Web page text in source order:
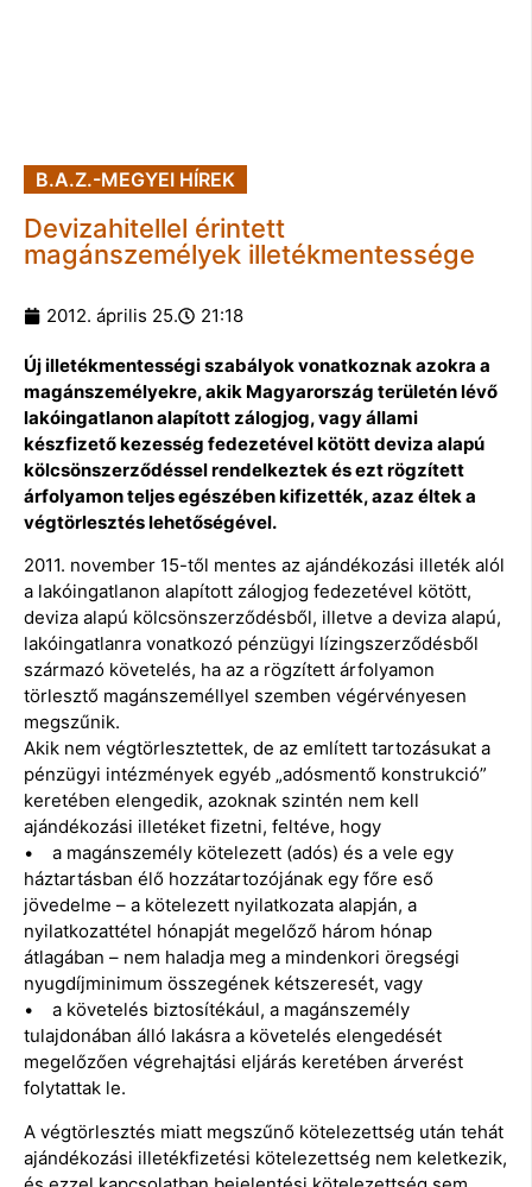
B.A.Z.-MEGYEI HÍREK
Devizahitellel érintett
magánszemélyek illetékmentessége
2012. április 25. 21:18
Új illetékmentességi szabályok vonatkoznak azokra a
magánszemélyekre, akik Magyarország területén lévő
lakóingatlanon alapított zálogjog, vagy állami
készfizető kezesség fedezetével kötött deviza alapú
kölcsönszerződéssel rendelkeztek és ezt rögzített
árfolyamon teljes egészében kifizették, azaz éltek a
végtörlesztés lehetőségével.
2011. november 15-től mentes az ajándékozási illeték alól
a lakóingatlanon alapított zálogjog fedezetével kötött,
deviza alapú kölcsönszerződésből, illetve a deviza alapú,
lakóingatlanra vonatkozó pénzügyi lízingszerződésből
származó követelés, ha az a rögzített árfolyamon
törlesztő magánszeméllyel szemben végérvényesen
megszűnik.
Akik nem végtörlesztettek, de az említett tartozásukat a
pénzügyi intézmények egyéb „adósmentő konstrukció”
keretében elengedik, azoknak szintén nem kell
ajándékozási illetéket fizetni, feltéve, hogy
• a magánszemély kötelezett (adós) és a vele egy
háztartásban élő hozzátartozójának egy főre eső
jövedelme – a kötelezett nyilatkozata alapján, a
nyilatkozattétel hónapját megelőző három hónap
átlagában – nem haladja meg a mindenkori öregségi
nyugdíjminimum összegének kétszeresét, vagy
• a követelés biztosítékául, a magánszemély
tulajdonában álló lakásra a követelés elengedését
megelőzően végrehajtási eljárás keretében árverést
folytattak le.
A végtörlesztés miatt megszűnő kötelezettség után tehát
ajándékozási illetékfizetési kötelezettség nem keletkezik,